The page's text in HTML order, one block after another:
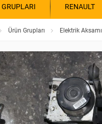
GRUPLARI RENAULT
Ürün Grupları Elektrik Aksamı